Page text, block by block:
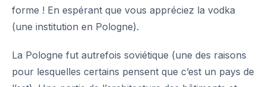
forme ! En espérant que vous appréciez la vodka
(une institution en Pologne).
La Pologne fut autrefois soviétique (une des raisons
pour lesquelles certains pensent que c’est un pays de